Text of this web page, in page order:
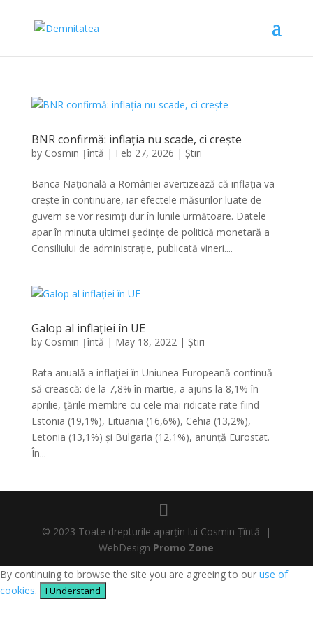
BNR confirmă: inflația nu scade, ci crește
by Cosmin Țîntă | Feb 27, 2026 | Știri
Banca Națională a României avertizează că inflația va
crește în continuare, iar efectele măsurilor luate de
guvern se vor resimți dur în lunile următoare. Datele
apar în minuta ultimei ședințe de politică monetară a
Consiliului de administrație, publicată vineri....
Galop al inflației în UE
by Cosmin Țîntă | May 18, 2022| Știri
Rata anuală a inflaţiei în Uniunea Europeană continuă
să crească: de la 7,8% în martie, a ajuns la 8,1% în
aprilie, ţările membre cu cele mai ridicate rate fiind
Estonia (19,1%), Lituania (16,6%), Cehia (13,2%),
Letonia (13,1%) și Bulgaria (12,1%), anunță Eurostat.
În...
© 2023 Toate drepturile aparțin lui Cosmin Țîntă |
WebDesign Promo Zone
By continuing to browse the site you are agreeing to our use of
cookies. I Understand